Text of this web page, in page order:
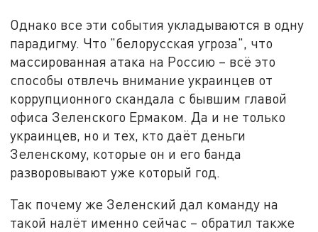
Однако все эти события укладываются в одну
парадигму. Что "белорусская угроза", что
массированная атака на Россию – всё это
способы отвлечь внимание украинцев от
коррупционного скандала с бывшим главой
офиса Зеленского Ермаком. Да и не только
украинцев, но и тех, кто даёт деньги
Зеленскому, которые он и его банда
разворовывают уже который год.
Так почему же Зеленский дал команду на
такой налёт именно сейчас – обратил также